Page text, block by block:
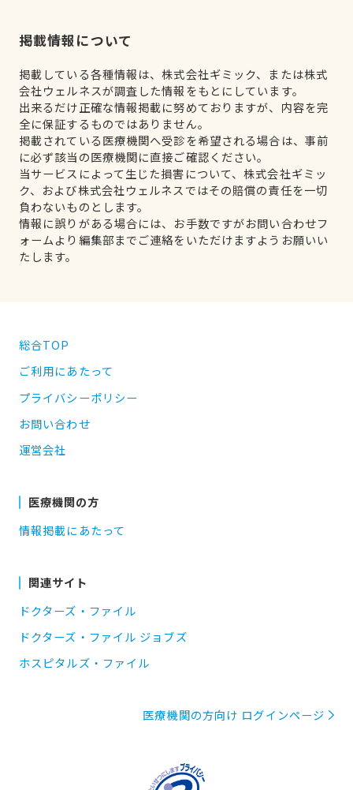
掲載情報について
掲載している各種情報は、株式会社ギミック、または株式
会社ウェルネスが調査した情報をもとにしています。
出来るだけ正確な情報掲載に努めておりますが、内容を完
全に保証するものではありません。
掲載されている医療機関へ受診を希望される場合は、事前
に必ず該当の医療機関に直接ご確認ください。
当サービスによって生じた損害について、株式会社ギミッ
ク、および株式会社ウェルネスではその賠償の責任を一切
負わないものとします。
情報に誤りがある場合には、お手数ですがお問い合わせフ
ォームより編集部までご連絡をいただけますようお願いい
たします。
総合TOP
ご利用にあたって
プライバシーポリシー
お問い合わせ
運営会社
医療機関の方
情報掲載にあたって
関連サイト
ドクターズ・ファイル
ドクターズ・ファイル ジョブズ
ホスピタルズ・ファイル
医療機関の方向け ログインページ